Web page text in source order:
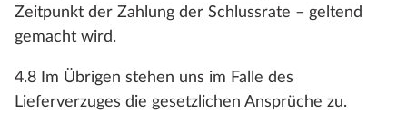
Zeitpunkt der Zahlung der Schlussrate – geltend
gemacht wird.
4.8 Im Übrigen stehen uns im Falle des
Lieferverzuges die gesetzlichen Ansprüche zu.